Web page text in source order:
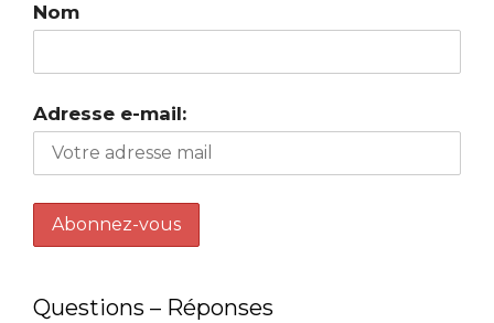
Nom
Adresse e-mail:
Questions – Réponses